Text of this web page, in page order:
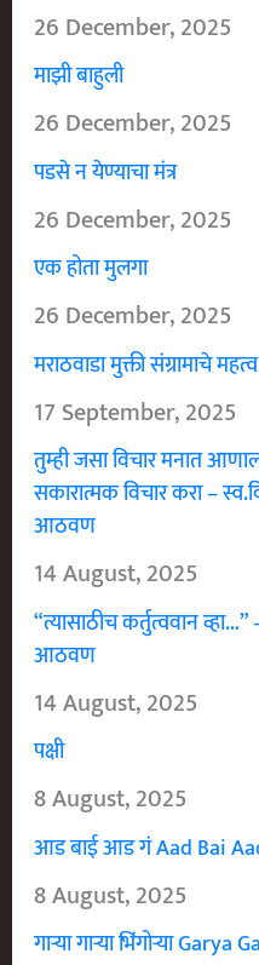
26 December, 2025
माझी बाहुली
26 December, 2025
पडसे न येण्याचा मंत्र
26 December, 2025
एक होता मुलगा
26 December, 2025
मराठवाडा मुक्ती संग्रामाचे महत्व
17 September, 2025
तुम्ही जसा विचार मनात
सकारात्मक विचार करा –
आठवण
14 August, 2025
“त्यासाठीच कर्तुत्ववान
आठवण
14 August, 2025
पक्षी
8 August, 2025
आड बाई आड गं Aad Bai
8 August, 2025
गाऱ्या गाऱ्या भिंगोऱ्या